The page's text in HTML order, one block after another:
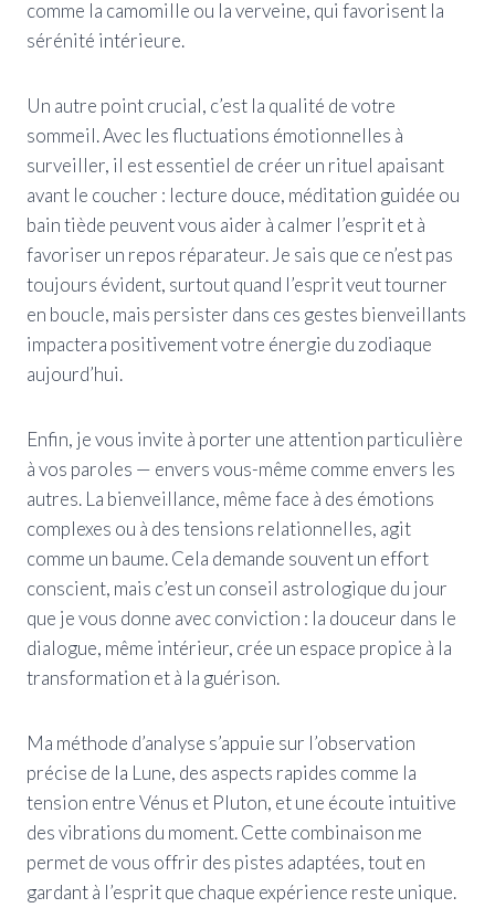
comme la camomille ou la verveine, qui favorisent la
sérénité intérieure.
Un autre point crucial, c’est la qualité de votre
sommeil. Avec les fluctuations émotionnelles à
surveiller, il est essentiel de créer un rituel apaisant
avant le coucher : lecture douce, méditation guidée ou
bain tiède peuvent vous aider à calmer l’esprit et à
favoriser un repos réparateur. Je sais que ce n’est pas
toujours évident, surtout quand l’esprit veut tourner
en boucle, mais persister dans ces gestes bienveillants
impactera positivement votre énergie du zodiaque
aujourd’hui.
Enfin, je vous invite à porter une attention particulière
à vos paroles — envers vous-même comme envers les
autres. La bienveillance, même face à des émotions
complexes ou à des tensions relationnelles, agit
comme un baume. Cela demande souvent un effort
conscient, mais c’est un conseil astrologique du jour
que je vous donne avec conviction : la douceur dans le
dialogue, même intérieur, crée un espace propice à la
transformation et à la guérison.
Ma méthode d’analyse s’appuie sur l’observation
précise de la Lune, des aspects rapides comme la
tension entre Vénus et Pluton, et une écoute intuitive
des vibrations du moment. Cette combinaison me
permet de vous offrir des pistes adaptées, tout en
gardant à l’esprit que chaque expérience reste unique.